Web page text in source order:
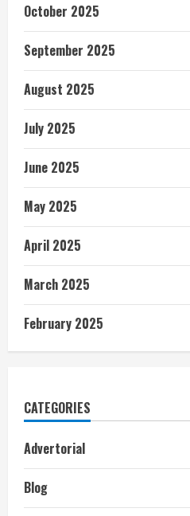
October 2025
September 2025
August 2025
July 2025
June 2025
May 2025
April 2025
March 2025
February 2025
CATEGORIES
Advertorial
Blog